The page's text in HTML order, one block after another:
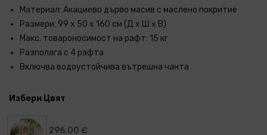
Материал: Акациево дърво масив с маслено покритие
Размери: 99 x 50 x 160 см (Д x Ш x В)
Макс. товароносимост на рафт: 15 кг
Разполага с 4 рафта
Включва водоустойчива вътрешна чанта
Избери Цвят
296,00 €